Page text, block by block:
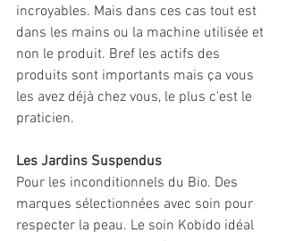
incroyables. Mais dans ces cas tout est
dans les mains ou la machine utilisée et
non le produit. Bref les actifs des
produits sont importants mais ça vous
les avez déjà chez vous, le plus c'est le
praticien.
Les Jardins Suspendus
Pour les inconditionnels du Bio. Des
marques sélectionnées avec soin pour
respecter la peau. Le soin Kobido idéal